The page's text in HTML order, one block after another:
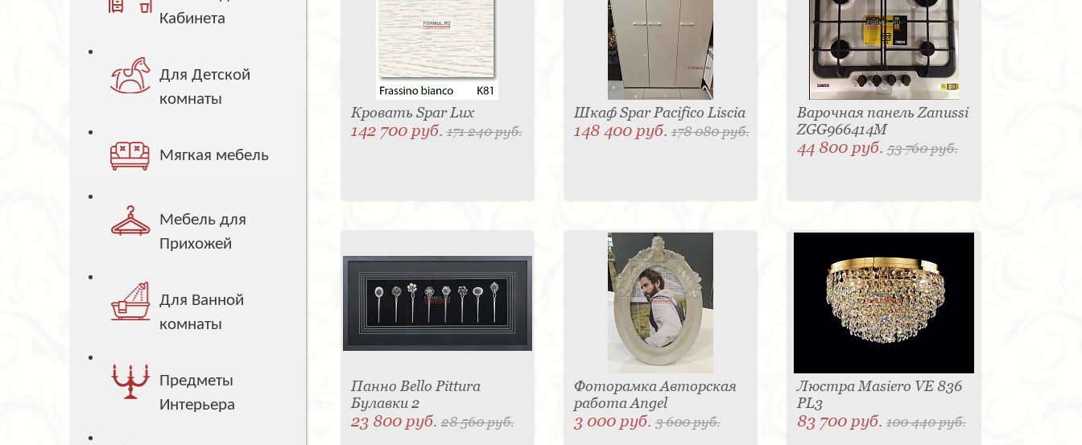
Кабинета
Для Детской
комнаты
Мягкая мебель
Мебель для
Прихожей
Для Ванной
комнаты
Предметы
Интерьера
Кровать Spar Lux
142 700 руб.171 240 руб.
Шкаф Spar Pacifico Liscia
148 400 руб. 178 080 руб.
Варочная панель Zanussi
ZGG966414M
44 800 руб.53 760 руб.
Панно Bello Pittura
Булавки 2
23 800 руб.28 560 руб.
Фоторамка Авторская
работа Angel
3 000 руб. 3 600 руб.
Люстра Masiero VE 836
PL3
83 700 руб.100 440 руб.